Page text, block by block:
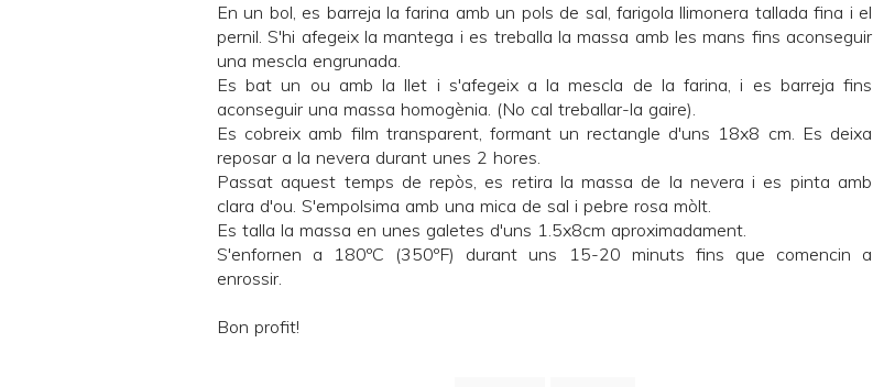
En un bol, es barreja la farina amb un pols de sal, farigola llimonera tallada fina i el
pernil. S'hi afegeix la mantega i es treballa la massa amb les mans fins aconseguir
una mescla engrunada.
Es bat un ou amb la llet i s'afegeix a la mescla de la farina, i es barreja fins
aconseguir una massa homogènia. (No cal treballar-la gaire).
Es cobreix amb film transparent, formant un rectangle d'uns 18x8 cm. Es deixa
reposar a la nevera durant unes 2 hores.
Passat aquest temps de repòs, es retira la massa de la nevera i es pinta amb
clara d'ou. S'empolsima amb una mica de sal i pebre rosa mòlt.
Es talla la massa en unes galetes d'uns 1.5x8cm aproximadament.
S'enfornen a 180ºC (350ºF) durant uns 15-20 minuts fins que comencin a
enrossir.
Bon profit!